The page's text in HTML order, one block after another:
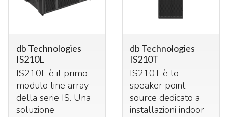
db Technologies
IS210L
IS210L è il primo
modulo line array
della serie IS. Una
soluzione
db Technologies
IS210T
IS210T è lo
speaker point
source dedicato a
installazioni indoor